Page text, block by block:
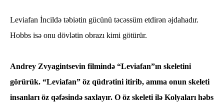
Leviafan İncildə təbiətin gücünü təcəssüm etdirən əjdahadır.
Hobbs isə onu dövlətin obrazı kimi götürür.
Andrey Zvyagintsevin filmində “Leviafan”ın skeletini
görürük. “Leviafan” öz qüdrətini itirib, amma onun skeleti
insanları öz qəfəsində saxlayır. O öz skeleti ilə Kolyaları həbs